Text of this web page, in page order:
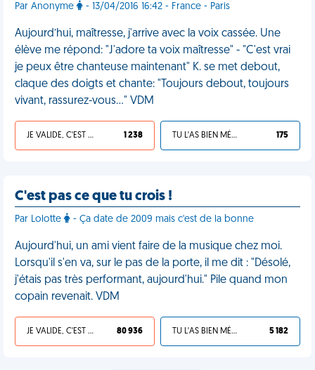
Par Anonyme - 13/04/2016 16:42 - France - Paris
Aujourd’hui, maîtresse, j'arrive avec la voix cassée. Une
élève me répond: "J'adore ta voix maîtresse" - "C'est vrai
je peux être chanteuse maintenant" K. se met debout,
claque des doigts et chante: "Toujours debout, toujours
vivant, rassurez-vous…" VDM
JE VALIDE, C'EST UNE VDM 1 238 TU L'AS BIEN MÉRITÉ 175
C'est pas ce que tu crois !
Par Lolotte - Ça date de 2009 mais c'est de la bonne
Aujourd'hui, un ami vient faire de la musique chez moi.
Lorsqu'il s'en va, sur le pas de la porte, il me dit : "Désolé,
j'étais pas très performant, aujourd'hui." Pile quand mon
copain revenait. VDM
JE VALIDE, C'EST UNE VDM 80 936 TU L'AS BIEN MÉRITÉ 5 182